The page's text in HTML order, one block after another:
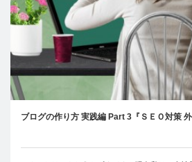
ブログの作り方 実践編 Part 3『ＳＥＯ対策